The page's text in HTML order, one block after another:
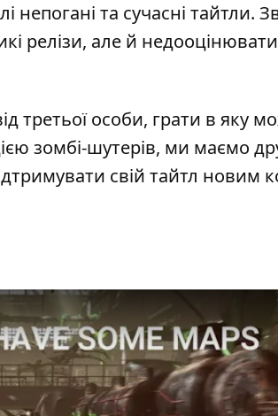
непогані та сучасні тайтли.
релізи, але й
третьої особи, грати в яку
зомбі-шутерів, ми маємо
свій тайтл новим